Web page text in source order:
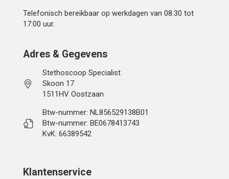
Telefonisch bereikbaar op werkdagen van 08:30 tot
17:00 uur.
Adres & Gegevens
Stethoscoop Specialist
Skoon 17
1511HV Oostzaan
Btw-nummer: NL856529138B01
Btw-nummer: BE0678413743
KvK: 66389542
Klantenservice